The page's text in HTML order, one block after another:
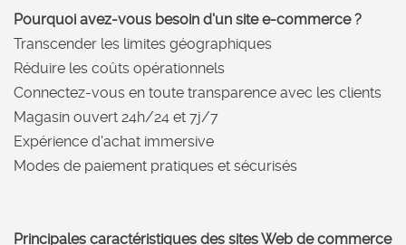
Pourquoi avez-vous besoin d'un site e-commerce ?
Transcender les limites géographiques
Réduire les coûts opérationnels
Connectez-vous en toute transparence avec les clients
Magasin ouvert 24h/24 et 7j/7
Expérience d'achat immersive
Modes de paiement pratiques et sécurisés
Principales caractéristiques des sites Web de commerce